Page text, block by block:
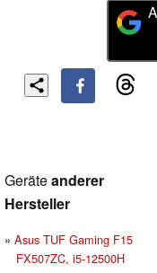
Geräteanderer
Hersteller
Asus TUF Gaming F15
FX507ZC, i5-12500H